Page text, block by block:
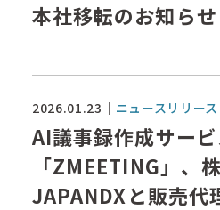
本社移転のお知らせ
2026.01.23 ニュースリリース
AI議事録作成サー
「ZMEETING」、
JAPANDXと販売代